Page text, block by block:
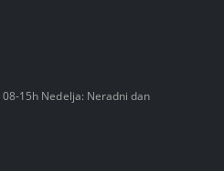
15h Nedelja: Neradni dan